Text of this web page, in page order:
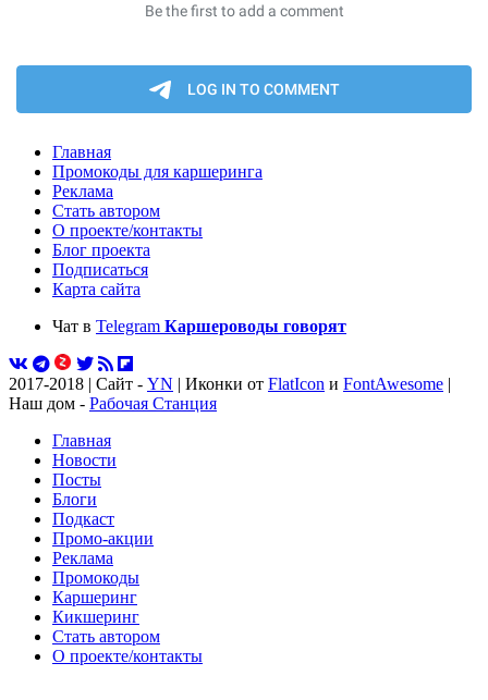
Главная
Промокоды для каршеринга
Реклама
Стать автором
О проекте/контакты
Блог проекта
Подписаться
Карта сайта
Чат в Telegram Каршероводы говорят
2017-2018 | Сайт - YN | Иконки от FlatIcon и FontAwesome |
Наш дом - Рабочая Станция
Главная
Новости
Посты
Блоги
Подкаст
Промо-акции
Реклама
Промокоды
Каршеринг
Кикшеринг
Стать автором
О проекте/контакты